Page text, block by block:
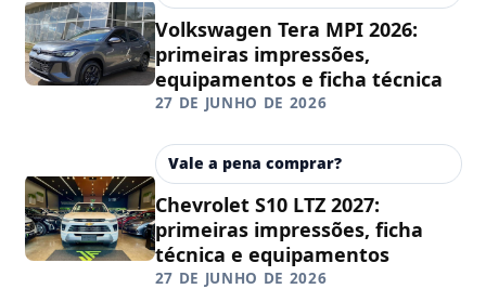
Volkswagen Tera MPI 2026:
primeiras impressões,
equipamentos e ficha técnica
27 DE JUNHO DE 2026
Vale a pena comprar?
Chevrolet S10 LTZ 2027:
primeiras impressões, ficha
técnica e equipamentos
27 DE JUNHO DE 2026